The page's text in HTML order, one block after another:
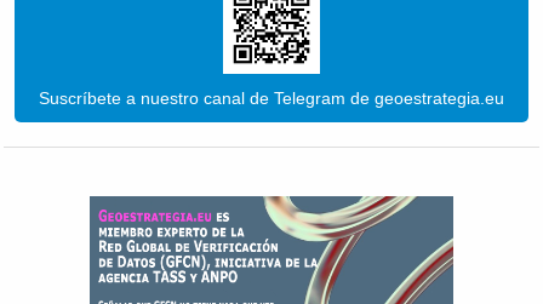
Suscríbete a nuestro canal de Telegram de geoestrategia.eu